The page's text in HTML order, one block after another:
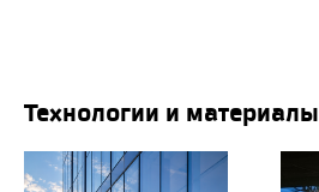
Технологии и материалы